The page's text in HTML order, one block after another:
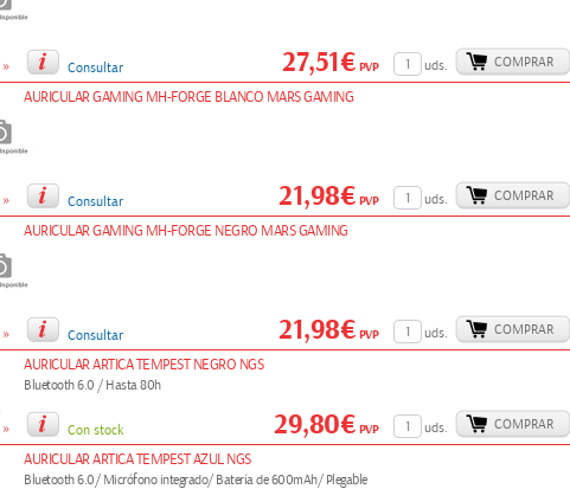
» Consultar uds. COMPRAR
27,51€PVP
»
AURICULAR GAMING MH-FORGE BLANCO MARS GAMING
Consultar uds. COMPRAR
21,98€PVP
»
AURICULAR GAMING MH-FORGE NEGRO MARS GAMING
Consultar uds. COMPRAR
21,98€PVP
»
AURICULAR ARTICA TEMPEST NEGRO NGS
Bluetooth 6.0 / Hasta 80h
Con stock uds. COMPRAR
29,80€PVP
AURICULAR ARTICA TEMPEST AZUL NGS
Bluetooth 6.0/ Micrófono integrado/ Batería de 600mAh/ Plegable